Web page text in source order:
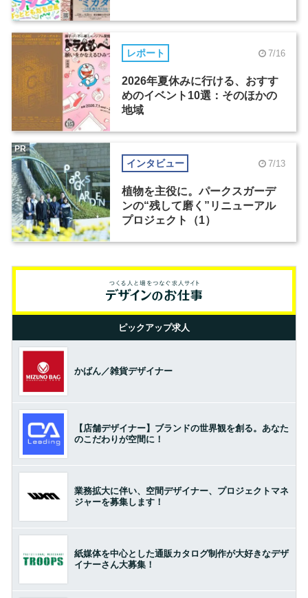
レポート 7/16
2026年夏休みに行ける、おすす
めのイベント10選：そのほかの
地域
インタビュー 7/13
植物を主役に。パークスガーデ
ンの“残して磨く”リニューアル
プロジェクト（1）
PR
ピックアップ求人
かばん／雑貨デザイナー
【店舗デザイナー】ブランドの世界観を創る。あなた
のこだわりが空間に！
業務拡大に伴い、空間デザイナー、プロジェクトマネ
ジャーを募集します！
紙媒体を中心とした通販カタログ制作が大好きなデザ
イナーさん大募集！